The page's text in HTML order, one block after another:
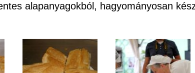
alapanyagokból, hagyományosan